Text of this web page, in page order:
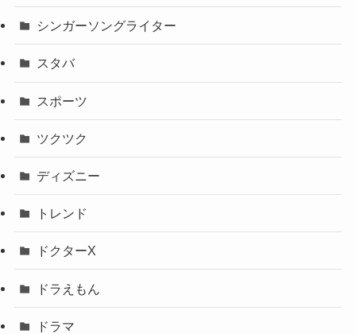
シンガーソングライター
スタバ
スポーツ
ツクツク
ディズニー
トレンド
ドクターX
ドラえもん
ドラマ